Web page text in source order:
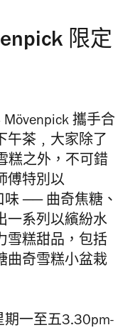
限定
Mövenpick 攜手合
午茶﹐大家除了
糕之外，不可錯
傅特別以
味 ── 曲奇焦糖、
一系列以繽紛水
雪糕甜品，包括
曲奇雪糕小盆栽
期一至五3.30pm-